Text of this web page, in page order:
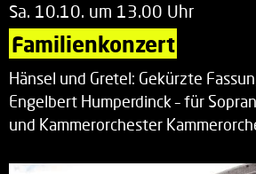
Sa. 10.10. um 13.00 Uhr
Familienkonzert
Hänsel und Gretel: Gekürzte
Engelbert Humperdinck – für
und Kammerorchester